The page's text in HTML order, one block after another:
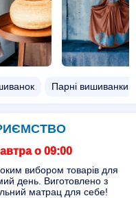
Парні вишиванки
о 09:00
вибором товарів для
день. Виготовлено з
матрац для себе!